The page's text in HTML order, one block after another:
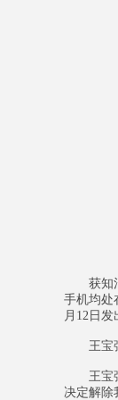
获知消
手机均处
月12日发
王宝强
王宝强
决定解除